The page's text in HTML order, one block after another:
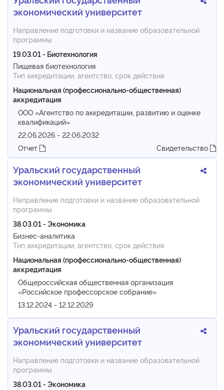
экономический университет
Направление подготовки и название образовательной
программы
19.03.01 - Биотехнология
Пищевая биотехнология
Тип аккредитации, агентство, срок действия
Национальная (профессионально-общественная)
аккредитация
ООО «Агентство по аккредитации, развитию и оценке
квалификаций»
22.06.2026 - 22.06.2032
Отчет
Свидетельство
Уральский государственный
экономический университет
Направление подготовки и название образовательной
программы
38.03.01 - Экономика
Бизнес-аналитика
Тип аккредитации, агентство, срок действия
Национальная (профессионально-общественная)
аккредитация
Общероссийская общественная организация
«Российское профессорское собрание»
13.12.2024 - 12.12.2029
Уральский государственный
экономический университет
Направление подготовки и название образовательной
программы
38.03.01 - Экономика